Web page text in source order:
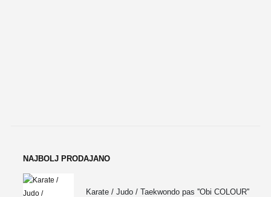
NAJBOLJ PRODAJANO
Karate / Judo / Taekwondo pas ''Obi COLOUR''